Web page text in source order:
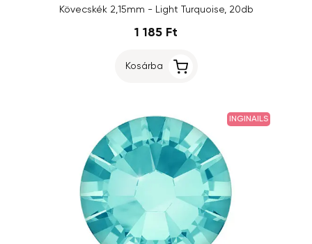
Kövecskék 2,15mm - Light Turquoise, 20db
1 185 Ft
Kosárba
INGINAILS